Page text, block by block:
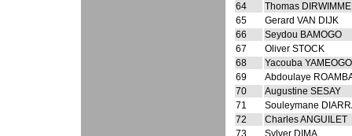
64
Thomas
65
Gerard VAN DIJK
66
Seydou BAMOGO
67
Oliver STOCK
68
Yacouba YAMEOGO
69
Abdoulaye
70
Augustine SESAY
71
Souleymane
72
Charles ANGUILET
73
Sylver DIMA